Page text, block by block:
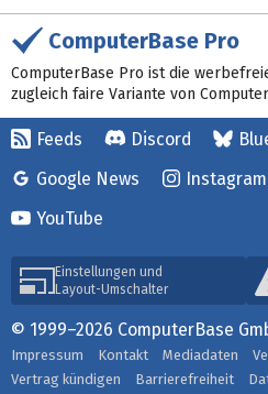
ComputerBase Pro
ComputerBase Pro ist die
zugleich faire Variante von
Feeds Discord
Google News
Instagram
YouTube
Einstellungen und
Layout-Umschalter
© 1999–2026 ComputerBase
Impressum Kontakt Mediadaten
Vertrag kündigen
Barrierefreiheit